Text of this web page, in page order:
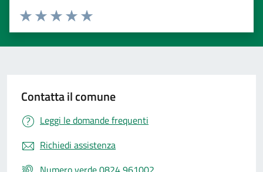
Valuta 5 stelle su 5
Valuta 4 stelle su 5
Valuta 3 stelle su 5
Valuta 2 stelle su 5
Valuta 1 stelle su 5
Contatta il comune
Leggi le domande frequenti
Richiedi assistenza